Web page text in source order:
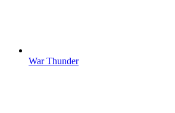
War Thunder